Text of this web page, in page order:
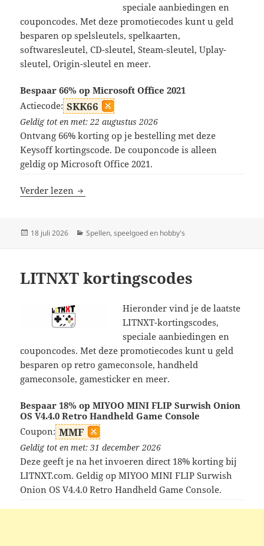
speciale aanbiedingen en
couponcodes. Met deze promotiecodes kunt u geld
besparen op spelsleutels, spelkaarten,
softwaresleutel, CD-sleutel, Steam-sleutel, Uplay-
sleutel, Origin-sleutel en meer.
Bespaar 66% op Microsoft Office 2021
Actiecode: SKK66
Geldig tot en met: 22 augustus 2026
Ontvang 66% korting op je bestelling met deze
Keysoff kortingscode. De couponcode is alleen
geldig op Microsoft Office 2021.
Verder lezen Keysoff kortingscodes
Geplaatst
18 juli 2026 Categorieën
Spellen, speelgoed en hobby's
LITNXT kortingscodes
Hieronder vind je de laatste
LITNXT-kortingscodes,
speciale aanbiedingen en
couponcodes. Met deze promotiecodes kunt u geld
besparen op retro gameconsole, handheld
gameconsole, gamesticker en meer.
Bespaar 18% op MIYOO MINI FLIP Surwish Onion
OS V4.4.0 Retro Handheld Game Console
Coupon: MMF
Geldig tot en met: 31 december 2026
Deze geeft je na het invoeren direct 18% korting bij
LITNXT.com. Geldig op MIYOO MINI FLIP Surwish
Onion OS V4.4.0 Retro Handheld Game Console.